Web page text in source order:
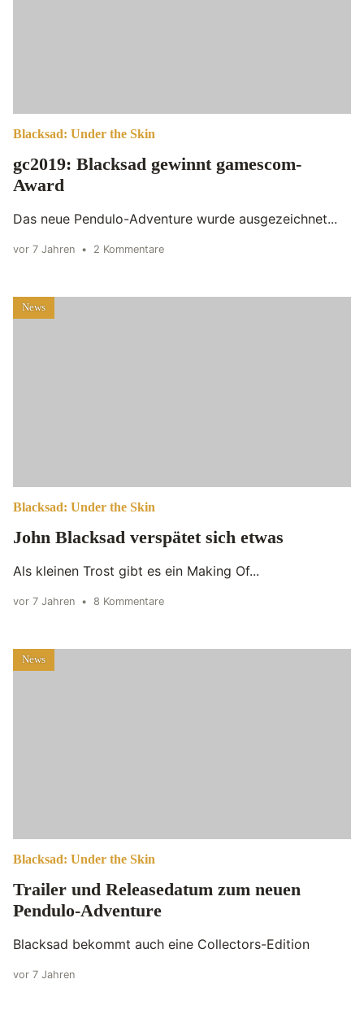
Blacksad: Under the Skin
gc2019: Blacksad gewinnt gamescom-
Award
Das neue Pendulo-Adventure wurde ausgezeichnet...
vor 7 Jahren • 2 Kommentare
News
Blacksad: Under the Skin
John Blacksad verspätet sich etwas
Als kleinen Trost gibt es ein Making Of...
vor 7 Jahren • 8 Kommentare
News
Blacksad: Under the Skin
Trailer und Releasedatum zum neuen
Pendulo-Adventure
Blacksad bekommt auch eine Collectors-Edition
vor 7 Jahren